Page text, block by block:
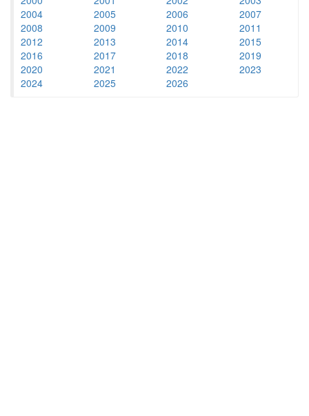
2004
2005 2006
2007
2008
2009 2010
2011
2012
2013 2014
2015
2016
2017 2018
2019
2020
2021 2022
2023
2024
2025 2026